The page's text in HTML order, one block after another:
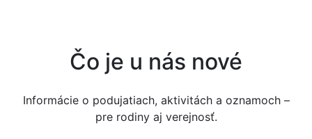
Čo je u nás nové
Informácie o podujatiach, aktivitách a oznamoch –
pre rodiny aj verejnosť.